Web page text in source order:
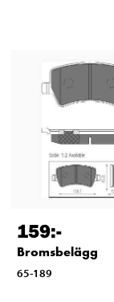
159:-
Bromsbelägg
65-189